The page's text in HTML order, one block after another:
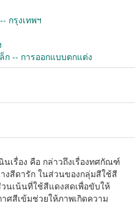
กรุงเทพฯ
ก -- การออกแบบตกแต่ง
เรื่อง คือ กล่าวถึงเรื่องทศกัณฑ์
งสีดารัก ในส่วนของกลุ่มสีใช้สี
นเน้นที่ใช้สีแดงสดเพื่อขับให้
ศสีเข้มช่วยให้ภาพเกิดความ